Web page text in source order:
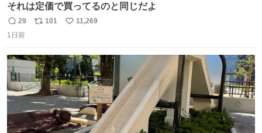
それは定価で買ってるのと同じだよ
返
信
29
リ
ト
数
101
い
数
11,269
1日前